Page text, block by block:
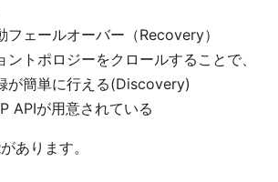
フェールオーバー（Recovery）
ントポロジーをクロールすることで、
が簡単に行える(Discovery)
APIが用意されている
あります。